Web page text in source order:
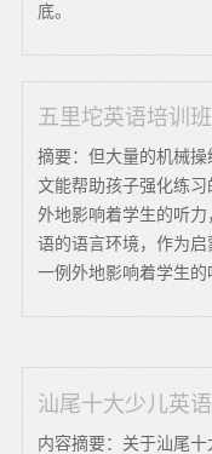
底。
五里坨英语培训班
摘要：但大量的机械
文能帮助孩子强化练
外地影响着学生的听
语的语言环境，作为
一例外地影响着学生
汕尾十大少儿英
内容摘要：关于汕尾